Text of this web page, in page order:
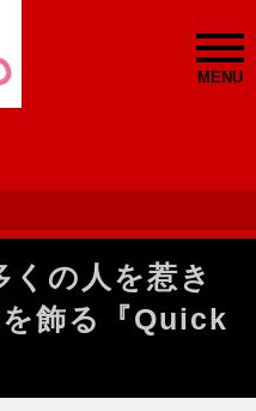
MENU
の人を惹き
飾る『Quick